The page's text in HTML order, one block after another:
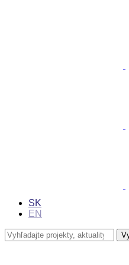
SK
EN